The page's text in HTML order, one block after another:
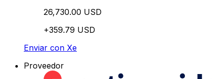
26,730.00 USD
+359.79 USD
Enviar con Xe
Proveedor